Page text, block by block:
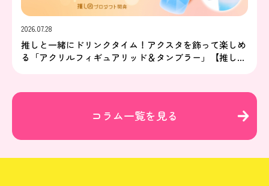
2026.07.28
推しと一緒にドリンクタイム！アクスタを飾って楽しめ
る「アクリルフィギュアリッド＆タンブラー」【推し研
コラム一覧を見る